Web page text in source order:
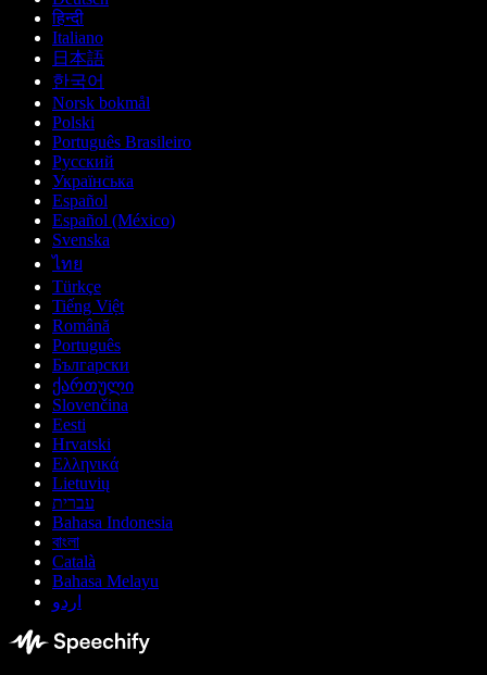
हिन्दी
Italiano
日本語
한국어
Norsk bokmål
Polski
Português Brasileiro
Русский
Українська
Español
Español (México)
Svenska
ไทย
Türkçe
Tiếng Việt
Română
Português
Български
ქართული
Slovenčina
Eesti
Hrvatski
Ελληνικά
Lietuvių
עברית
Bahasa Indonesia
বাংলা
Català
Bahasa Melayu
اردو